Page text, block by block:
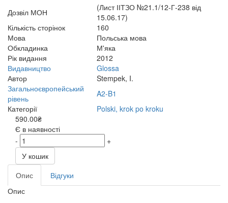
Дозвіл МОН
(Лист ІІТЗО №21.1/12-Г-238 від
15.06.17)
Кількість сторінок
160
Мова
Польська мова
Обкладинка
М'яка
Рік видання
2012
Видавництво
Glossa
Автор
Stempek, I.
Загальноєвропейський
рівень
A2-B1
Категорії
Polski, krok po kroku
590.00₴
Є в наявності
-
+
У кошик
Опис
Відгуки
Опис